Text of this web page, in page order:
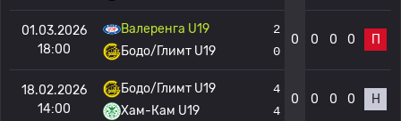
01.03.2026
18:00
Валеренга U19
Бодо/Глимт U19
2
0
0 0 0 0 П
18.02.2026
14:00
Бодо/Глимт U19
Хам-Кам U19
4
4
0 0 0 0 Н